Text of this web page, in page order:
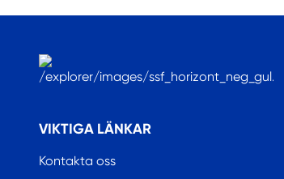
VIKTIGA LÄNKAR
Kontakta oss